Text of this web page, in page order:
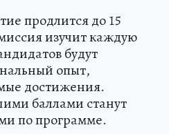
продлится до 15
изучит каждую
будут
опыт,
достижения.
баллами станут
по программе.